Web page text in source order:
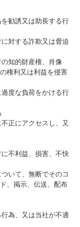
勧誘又は助長する行
対する詐欺又は脅迫
知的財産権、肖像
権利又は利益を侵害
度な負荷をかける行
正にアクセスし、又
不利益、損害、不快
いて、無断でそのコ
、掲示、伝送、配布
為、又は当社が不適